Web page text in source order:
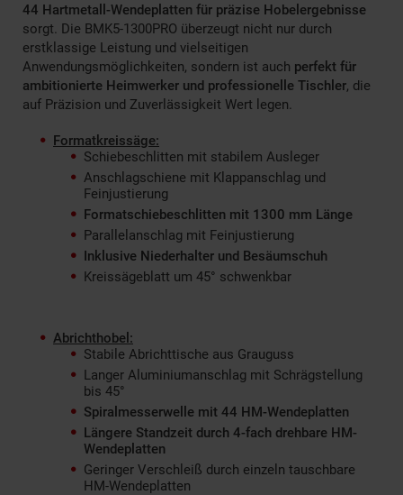
44 Hartmetall-Wendeplatten für präzise Hobelergebnisse
sorgt. Die BMK5-1300PRO überzeugt nicht nur durch
erstklassige Leistung und vielseitigen
Anwendungsmöglichkeiten, sondern ist auch perfekt für
ambitionierte Heimwerker und professionelle Tischler, die
auf Präzision und Zuverlässigkeit Wert legen.
Formatkreissäge:
Schiebeschlitten mit stabilem Ausleger
Anschlagschiene mit Klappanschlag und
Feinjustierung
Formatschiebeschlitten mit 1300 mm Länge
Parallelanschlag mit Feinjustierung
Inklusive Niederhalter und Besäumschuh
Kreissägeblatt um 45° schwenkbar
Abrichthobel:
Stabile Abrichttische aus Grauguss
Langer Aluminiumanschlag mit Schrägstellung
bis 45°
Spiralmesserwelle mit 44 HM-Wendeplatten
Längere Standzeit durch 4-fach drehbare HM-
Wendeplatten
Geringer Verschleiß durch einzeln tauschbare
HM-Wendeplatten